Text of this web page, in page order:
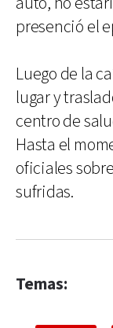
presenció el
Luego de la
lugar y
centro de
Hasta el
oficiales
sufridas.
Temas: